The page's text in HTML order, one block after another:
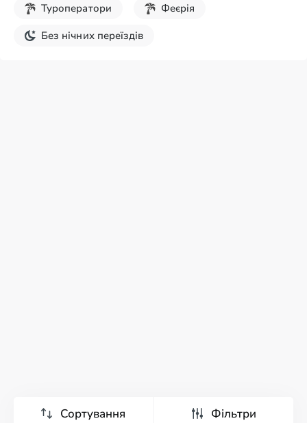
Сортування
Туроператори
Феєрія
Без нічних переїздів
Фільтри